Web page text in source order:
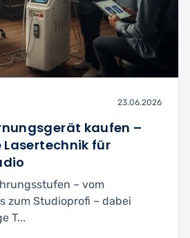
23.06.2026
kaufen –
Lasertechnik für
– vom
zum Studioprofi – dabei
T...